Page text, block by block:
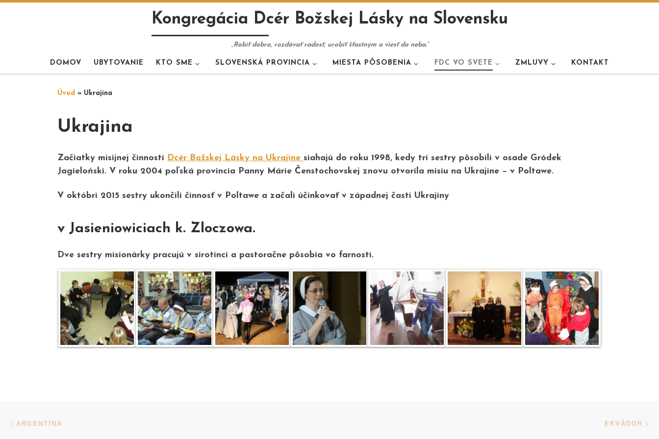
Kongregácia Dcér Božskej Lásky na Slovensku
„Robiť dobro, rozdávať radosť, urobiť šťastným a viesť do neba.“
DOMOV UBYTOVANIE KTO SME SLOVENSKÁ PROVINCIA MIESTA PÔSOBENIA FDC VO SVETE ZMLUVY KONTAKT
Úvod » Ukrajina
Ukrajina
Začiatky misijnej činnosti Dcér Božskej Lásky na Ukrajine siahajú do roku 1998, kedy tri sestry pôsobili v osade Gródek
Jagieloński. V roku 2004 poľská provincia Panny Márie Čenstochovskej znovu otvorila misiu na Ukrajine – v Poltawe.
V októbri 2015 sestry ukončili činnosť v Poltawe a začali účinkovať v západnej časti Ukrajiny
v Jasieniowiciach k. Zloczowa.
Dve sestry misionárky pracujú v sirotinci a pastoračne pôsobia vo farnosti.
Navigácia v príspevkoch
ARGENTÍNA
EKVÁDOR